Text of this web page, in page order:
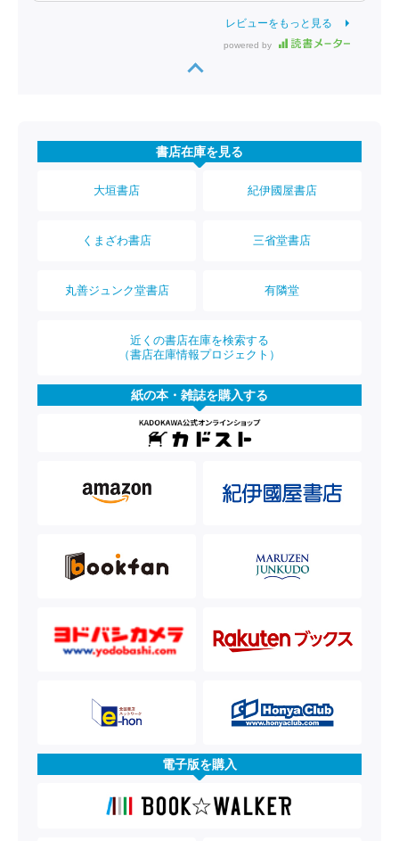
レビューをもっと見る
powered by
書店在庫を見る
大垣書店 紀伊國屋書店
くまざわ書店 三省堂書店
丸善ジュンク堂書店 有隣堂
近くの書店在庫を検索する
（書店在庫情報プロジェクト）
紙の本・雑誌を購入する
電子版を購入